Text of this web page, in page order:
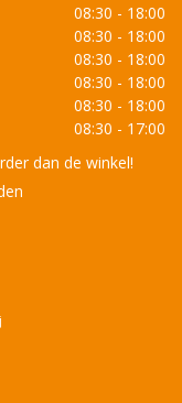
08:30 - 18:00
08:30 - 18:00
08:30 - 18:00
08:30 - 18:00
08:30 - 18:00
08:30 - 17:00
dan de winkel!